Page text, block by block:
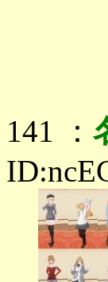
141 ：